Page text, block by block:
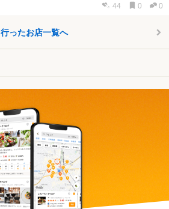
44 0 0
行ったお店一覧へ